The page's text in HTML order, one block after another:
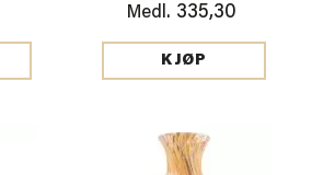
Medl. 335,30
KJØP